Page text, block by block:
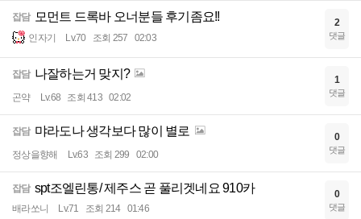
잡담 모먼트 드록바 오너분들 후기좀요!!
인자기 Lv.70 조회 257 02:03
2
댓글
잡담 나잘하는거 맞지?
곤약 Lv.68 조회 413 02:02
1
댓글
잡담 먀라도나 생각보다 많이 별로
정상을향해 Lv.63 조회 299 02:00
0
댓글
잡담 spt조엘린통/ 제주스 곧 풀리겟네요 910카
배라쏘니 Lv.71 조회 214 01:46
0
댓글